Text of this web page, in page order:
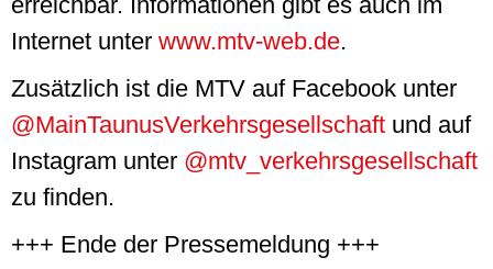
Internet unter www.mtv-web.de.
Zusätzlich ist die MTV auf Facebook unter
@MainTaunusVerkehrsgesellschaft und auf
Instagram unter @mtv_verkehrsgesellschaft
zu finden.
+++ Ende der Pressemeldung +++